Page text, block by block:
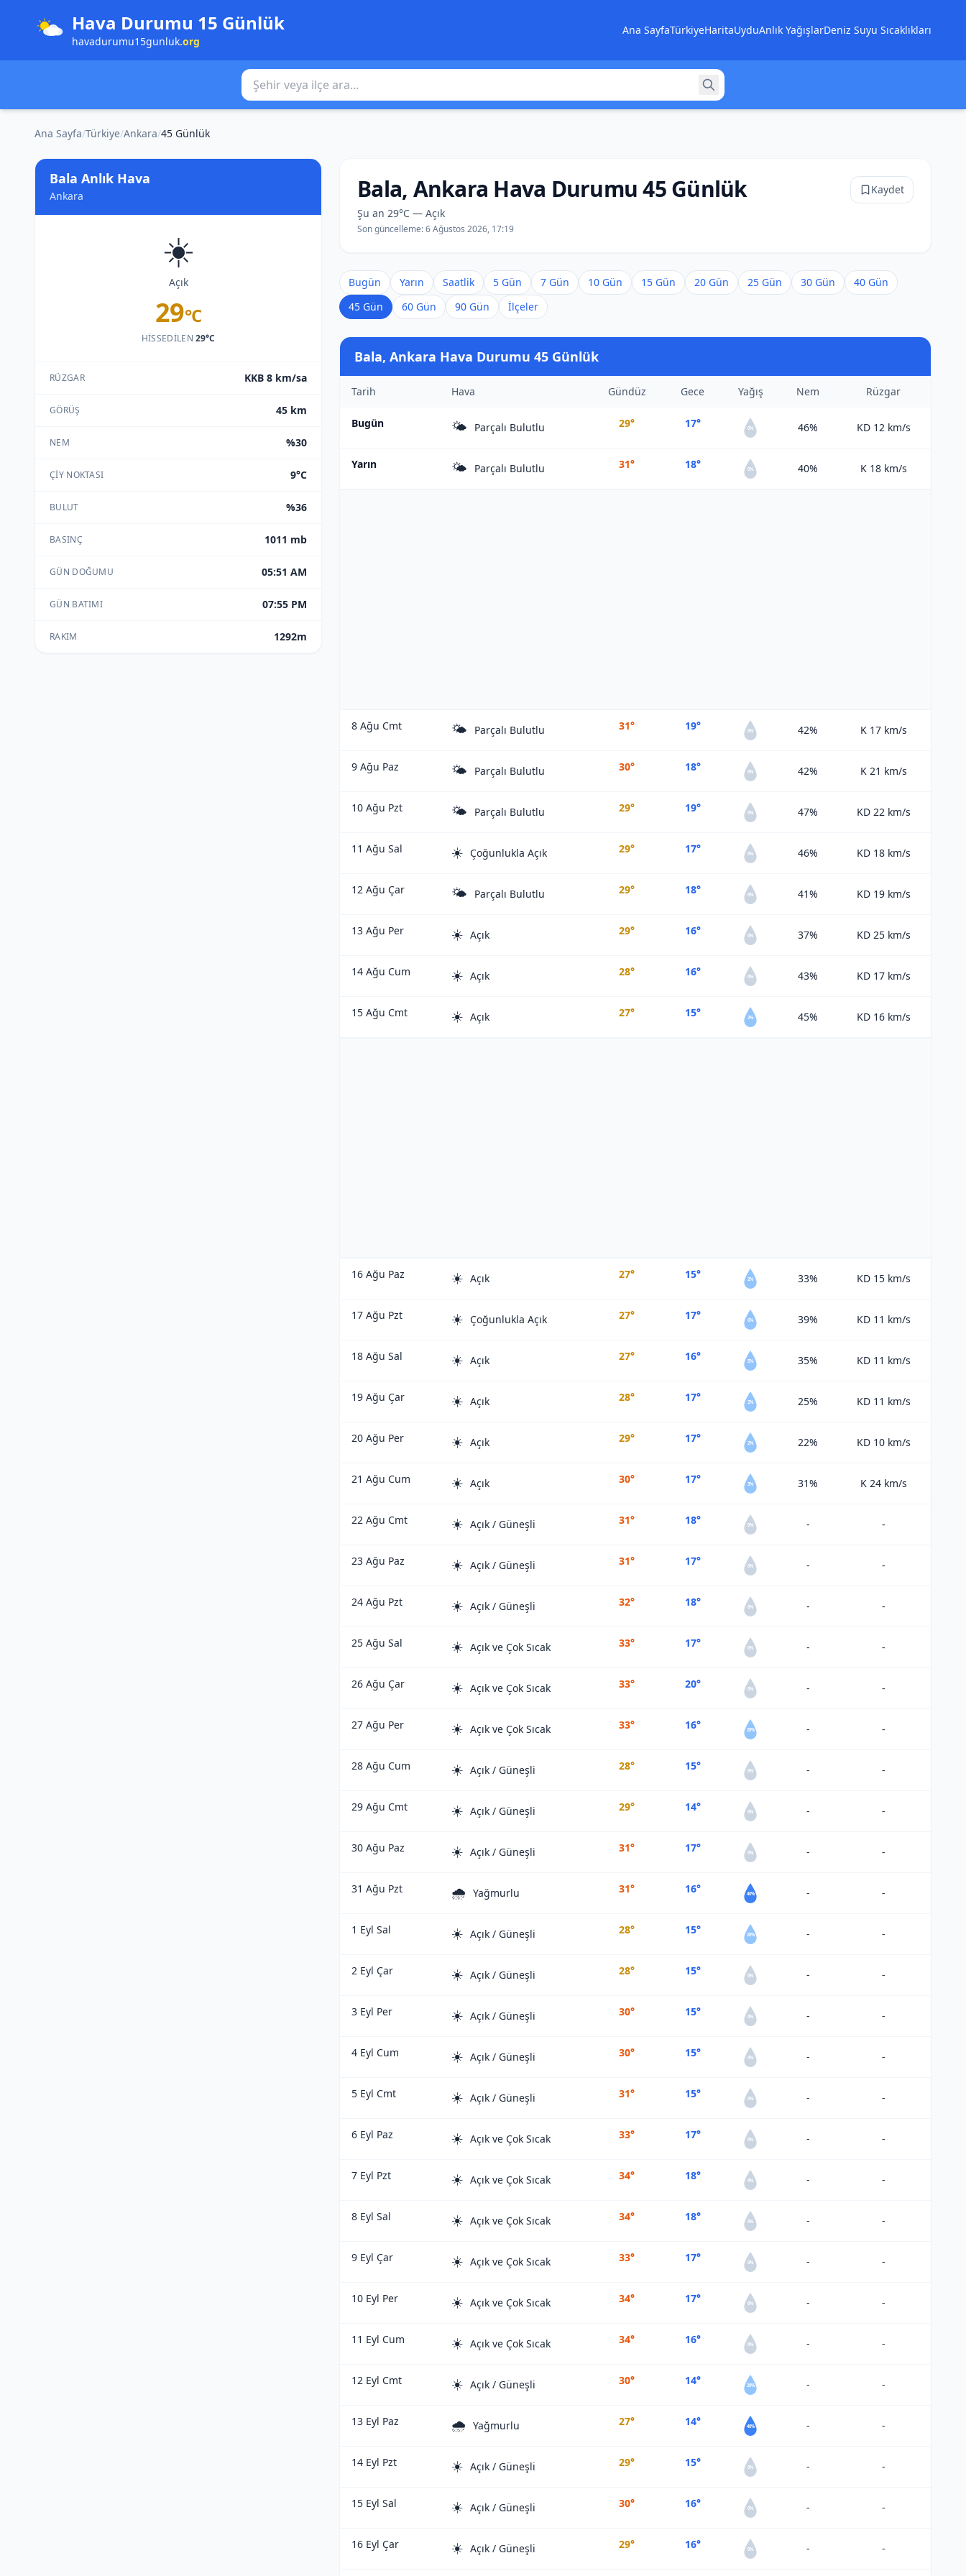
Hava Durumu 15 Günlük
havadurumu15gunluk.org
Ana SayfaTürkiyeHaritaUyduAnlık YağışlarDeniz Suyu Sıcaklıkları
Şehir veya ilçe ara
Ana Sayfa/Türkiye/Ankara/45 Günlük
Bala Anlık Hava
Ankara
☀️
Açık
29°C
HISSEDILEN29°C
RÜZGAR KKB 8 km/sa
GÖRÜŞ 45 km
NEM %30
ÇIY NOKTASI 9°C
BULUT %36
BASINÇ 1011 mb
GÜN DOĞUMU 05:51 AM
GÜN BATIMI 07:55 PM
RAKIM 1292m
Bala, Ankara Hava Durumu 45 Günlük
Şu an 29°C — Açık
Son güncelleme:6 Ağustos 2026, 17:19
Kaydet
Bugün Yarın Saatlik 5 Gün 7 Gün 10 Gün 15 Gün 20 Gün 25 Gün 30 Gün
40 Gün
45 Gün
60 Gün 90 Gün İlçeler
Bala, Ankara Hava Durumu 45 Günlük
Tarih Hava Gündüz Gece Yağış Nem Rüzgar
Bugün 🌤️ Parçalı Bulutlu 29° 17° 0% 46% KD 12 km/s
Yarın 🌤️ Parçalı Bulutlu 31° 18° 0% 40% K 18 km/s
8 Ağu Cmt 🌤️ Parçalı Bulutlu 31° 19° 0% 42% K 17 km/s
9 Ağu Paz 🌤️ Parçalı Bulutlu 30° 18° 0% 42% K 21 km/s
10 Ağu Pzt 🌤️ Parçalı Bulutlu 29° 19° 0% 47% KD 22 km/s
11 Ağu Sal ☀️ Çoğunlukla Açık 29° 17° 0% 46% KD 18 km/s
12 Ağu Çar 🌤️ Parçalı Bulutlu 29° 18° 0% 41% KD 19 km/s
13 Ağu Per ☀️ Açık 29° 16° 0% 37% KD 25 km/s
14 Ağu Cum ☀️ Açık 28° 16° 0% 43% KD 17 km/s
15 Ağu Cmt ☀️ Açık 27° 15° 2% 45% KD 16 km/s
16 Ağu Paz ☀️ Açık 27° 15° 2% 33% KD 15 km/s
17 Ağu Pzt ☀️ Çoğunlukla Açık 27° 17° 6% 39% KD 11 km/s
18 Ağu Sal ☀️ Açık 27° 16° 5% 35% KD 11 km/s
19 Ağu Çar ☀️ Açık 28° 17° 2% 25% KD 11 km/s
20 Ağu Per ☀️ Açık 29° 17° 2% 22% KD 10 km/s
21 Ağu Cum ☀️ Açık 30° 17° 3% 31% K 24 km/s
22 Ağu Cmt ☀️ Açık / Güneşli 31° 18° 0% - -
23 Ağu Paz ☀️ Açık / Güneşli 31° 17° 0% - -
24 Ağu Pzt ☀️ Açık / Güneşli 32° 18° 0% - -
25 Ağu Sal ☀️ Açık ve Çok Sıcak 33° 17° 0% - -
26 Ağu Çar ☀️ Açık ve Çok Sıcak 33° 20° 0% - -
27 Ağu Per ☀️ Açık ve Çok Sıcak 33° 16° 20% - -
28 Ağu Cum ☀️ Açık / Güneşli 28° 15° 0% - -
29 Ağu Cmt ☀️ Açık / Güneşli 29° 14° 0% - -
30 Ağu Paz ☀️ Açık / Güneşli 31° 17° 0% - -
31 Ağu Pzt 🌧️ Yağmurlu 31° 16° 40% - -
1 Eyl Sal ☀️ Açık / Güneşli 28° 15° 20% - -
2 Eyl Çar ☀️ Açık / Güneşli 28° 15° 0% - -
3 Eyl Per ☀️ Açık / Güneşli 30° 15° 0% - -
4 Eyl Cum ☀️ Açık / Güneşli 30° 15° 0% - -
5 Eyl Cmt ☀️ Açık / Güneşli 31° 15° 0% - -
6 Eyl Paz ☀️ Açık ve Çok Sıcak 33° 17° 0% - -
7 Eyl Pzt ☀️ Açık ve Çok Sıcak 34° 18° 0% - -
8 Eyl Sal ☀️ Açık ve Çok Sıcak 34° 18° 0% - -
9 Eyl Çar ☀️ Açık ve Çok Sıcak 33° 17° 0% - -
10 Eyl Per ☀️ Açık ve Çok Sıcak 34° 17° 0% - -
11 Eyl Cum ☀️ Açık ve Çok Sıcak 34° 16° 0% - -
12 Eyl Cmt ☀️ Açık / Güneşli 30° 14° 20% - -
13 Eyl Paz 🌧️ Yağmurlu 27° 14° 40% - -
14 Eyl Pzt ☀️ Açık / Güneşli 29° 15° 0% - -
15 Eyl Sal ☀️ Açık / Güneşli 30° 16° 0% - -
16 Eyl Çar ☀️ Açık / Güneşli 29° 16° 0% - -